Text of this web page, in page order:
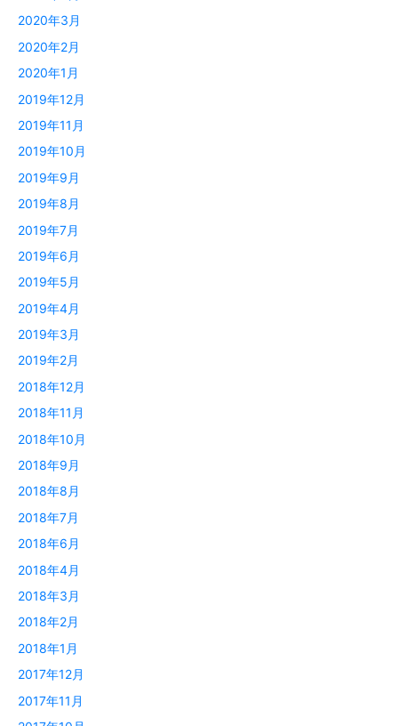
2020年3月
2020年2月
2020年1月
2019年12月
2019年11月
2019年10月
2019年9月
2019年8月
2019年7月
2019年6月
2019年5月
2019年4月
2019年3月
2019年2月
2018年12月
2018年11月
2018年10月
2018年9月
2018年8月
2018年7月
2018年6月
2018年4月
2018年3月
2018年2月
2018年1月
2017年12月
2017年11月